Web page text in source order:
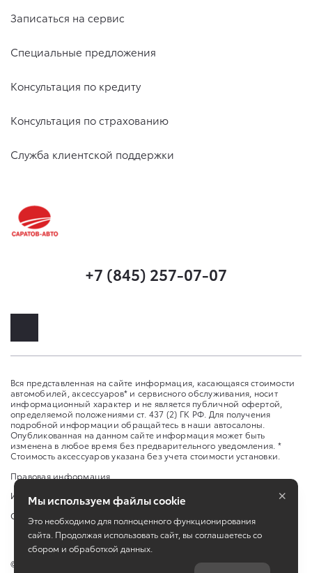
Записаться на сервис
Специальные предложения
Консультация по кредиту
Консультация по страхованию
Служба клиентской поддержки
+7 (845) 257-07-07
Вся представленная на сайте информация, касающаяся стоимости
автомобилей, аксессуаров* и сервисного обслуживания, носит
информационный характер и не является публичной офертой,
определяемой положениями ст. 437 (2) ГК РФ. Для получения
подробной информации обращайтесь в наши автосалоны.
Опубликованная на данном сайте информация может быть
изменена в любое время без предварительного уведомления. *
Стоимость аксессуаров указана без учета стоимости установки.
Правовая информация
Изменить настройку cookies
Сбросить cookie
©
Мы используем файлы cookie
Это необходимо для полноценного функционирования
сайта. Продолжая использовать сайт, вы соглашаетесь со
сбором и обработкой данных.
×